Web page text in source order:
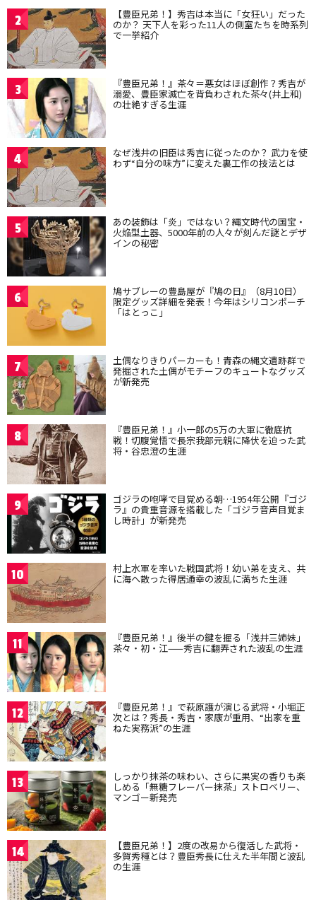
2 【豊臣兄弟！】秀吉は本当に「女狂い」だった
のか？ 天下人を彩った11人の側室たちを時系列
で一挙紹介
3 『豊臣兄弟！』茶々＝悪女はほぼ創作？秀吉が
溺愛、豊臣家滅亡を背負わされた茶々(井上和)
の壮絶すぎる生涯
4 なぜ浅井の旧臣は秀吉に従ったのか？ 武力を使
わず“自分の味方”に変えた裏工作の技法とは
5 あの装飾は「炎」ではない？縄文時代の国宝・
火焔型土器、5000年前の人々が刻んだ謎とデザ
インの秘密
6 鳩サブレーの豊島屋が『鳩の日』（8月10日）
限定グッズ詳細を発表！今年はシリコンポーチ
「はとっこ」
7 土偶なりきりパーカーも！青森の縄文遺跡群で
発掘された土偶がモチーフのキュートなグッズ
が新発売
8 『豊臣兄弟！』小一郎の5万の大軍に徹底抗
戦！切腹覚悟で長宗我部元親に降伏を迫った武
将・谷忠澄の生涯
9 ゴジラの咆哮で目覚める朝…1954年公開『ゴジ
ラ』の貴重音源を搭載した「ゴジラ音声目覚ま
し時計」が新発売
10 村上水軍を率いた戦国武将！幼い弟を支え、共
に海へ散った得居通幸の波乱に満ちた生涯
11 『豊臣兄弟！』後半の鍵を握る「浅井三姉妹」
茶々・初・江——秀吉に翻弄された波乱の生涯
12 『豊臣兄弟！』で萩原護が演じる武将・小堀正
次とは？秀長・秀吉・家康が重用、“出家を重
ねた実務派”の生涯
13 しっかり抹茶の味わい、さらに果実の香りも楽
しめる「無糖フレーバー抹茶」ストロベリー、
マンゴー新発売
14 【豊臣兄弟！】2度の改易から復活した武将・
多賀秀種とは？豊臣秀長に仕えた半年間と波乱
の生涯